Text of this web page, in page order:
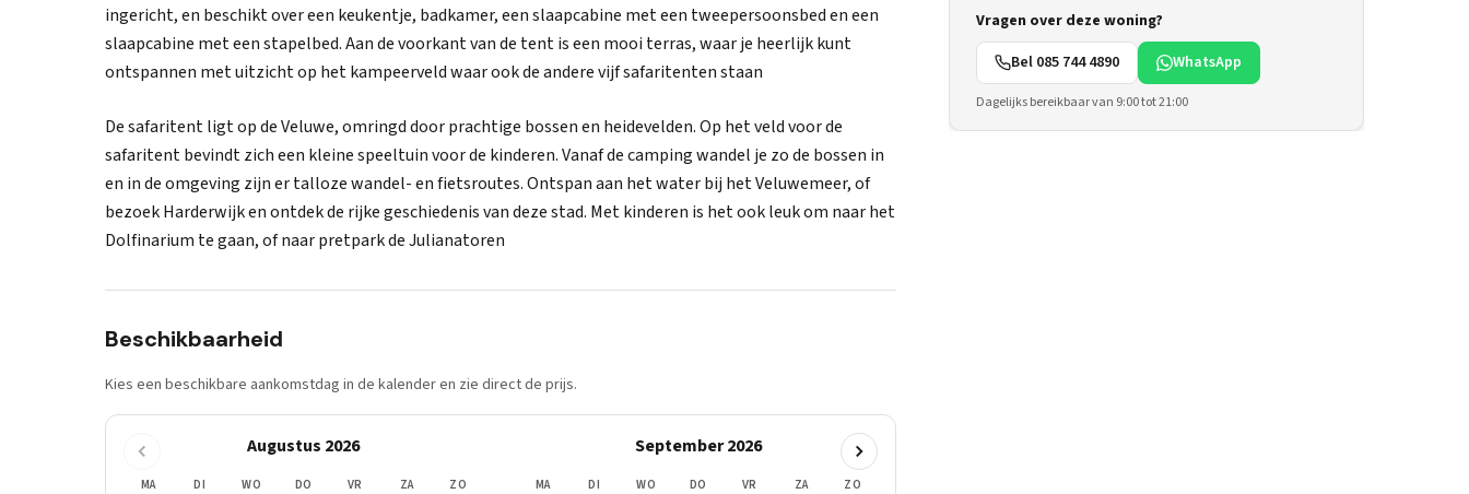
ingericht, en beschikt over een keukentje, badkamer, een slaapcabine met een tweepersoonsbed en een
slaapcabine met een stapelbed. Aan de voorkant van de tent is een mooi terras, waar je heerlijk kunt
ontspannen met uitzicht op het kampeerveld waar ook de andere vijf safaritenten staan
De safaritent ligt op de Veluwe, omringd door prachtige bossen en heidevelden. Op het veld voor de
safaritent bevindt zich een kleine speeltuin voor de kinderen. Vanaf de camping wandel je zo de bossen in
en in de omgeving zijn er talloze wandel- en fietsroutes. Ontspan aan het water bij het Veluwemeer, of
bezoek Harderwijk en ontdek de rijke geschiedenis van deze stad. Met kinderen is het ook leuk om naar het
Dolfinarium te gaan, of naar pretpark de Julianatoren
Beschikbaarheid
Kies een beschikbare aankomstdag in de kalender en zie direct de prijs.
Augustus 2026
MA DI WO DO VR ZA ZO
September 2026
MA DI WO DO VR ZA ZO
Vragen over deze woning?
Bel 085 744 4890
WhatsApp
Dagelijks bereikbaar van 9:00 tot 21:00